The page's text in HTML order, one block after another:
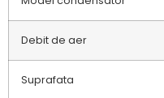
Debit de aer
Suprafata